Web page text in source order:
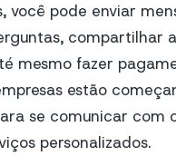
você pode enviar
compartilhar
mesmo fazer
estão
se comunicar com
personalizados.